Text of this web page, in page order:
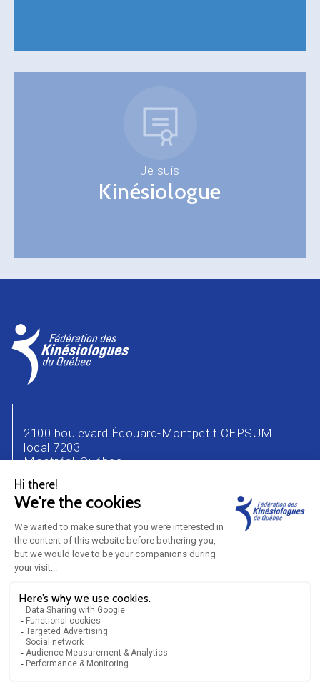
Je suis
Kinésiologue
2100 boulevard Édouard-Montpetit CEPSUM
local 7203
Montréal, Québec
H3T 1J4
Téléphone : 514 343-2471
Courriel :info@kinesiologue.com
NOUS JOINDRE
ANNONCEURS
BLOGUE